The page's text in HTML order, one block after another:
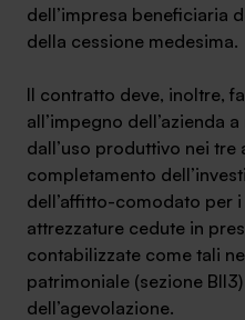
info@safinance.it
SA Finance Mediazione Creditizia
dell’impresa beneficiaria
della cessione medesima.
Il contratto deve, inoltre,
all’impegno dell’azienda
dall’uso produttivo nei tre
completamento
dell’affitto-comodato per
attrezzature cedute in
contabilizzate come tali
patrimoniale (sezione
dell’agevolazione.